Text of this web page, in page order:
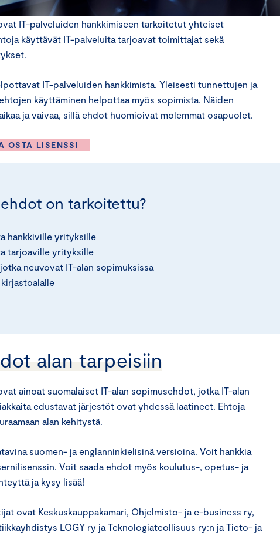
IT-palveluiden hankkimiseen tarkoitetut yhteiset
käyttävät IT-palveluita tarjoavat toimittajat sekä
IT-palveluiden hankkimista. Yleisesti tunnettujen ja
käyttäminen helpottaa myös sopimista. Näiden
ja vaivaa, sillä ehdot huomioivat molemmat osapuolet.
OSTA LISENSSI
on tarkoitettu?
hankkiville yrityksille
tarjoaville yrityksille
neuvovat IT-alan sopimuksissa
alan tarpeisiin
ainoat suomalaiset IT-alan sopimusehdot, jotka IT-alan
edustavat järjestöt ovat yhdessä laatineet. Ehtoja
alan kehitystä.
suomen- ja englanninkielisinä versioina. Voit hankkia
Voit saada ehdot myös koulutus-, opetus- ja
ja kysy lisää!
ovat Keskuskauppakamari, Ohjelmisto- ja e-business ry,
LOGY ry ja Teknologiateollisuus ry:n ja Tieto- ja